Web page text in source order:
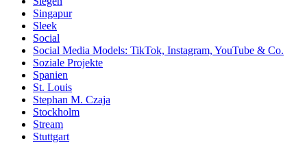
Singapur
Sleek
Social
Social Media Models: TikTok, Instagram, YouTube & Co.
Soziale Projekte
Spanien
St. Louis
Stephan M. Czaja
Stockholm
Stream
Stuttgart